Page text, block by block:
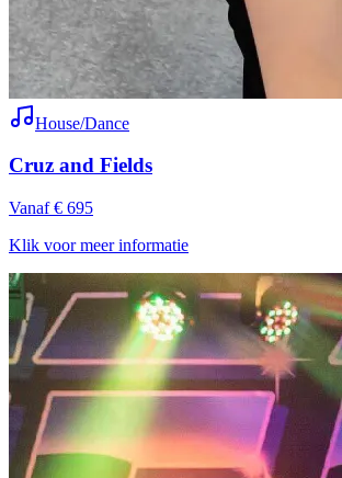
House/Dance
Cruz and Fields
Vanaf € 695
Klik voor meer informatie